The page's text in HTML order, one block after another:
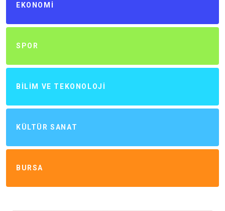
EKONOMI
SPOR
BILIM VE TEKONOLOJI
KÜLTÜR SANAT
BURSA